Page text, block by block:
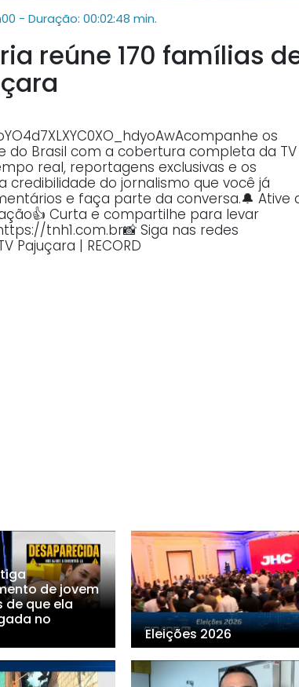
- Duração: 00:02:48 min.
reúne 170 famílias
os
do Brasil com a cobertura completa da TV
real, reportagens exclusivas e os
do jornalismo que você já
e faça parte da conversa.🔔 Ative
Curta e compartilhe para levar
tnh1.com.br📸 Siga nas redes
Pajuçara | RECORD
de jovem
de que ela
no
Eleições 2026